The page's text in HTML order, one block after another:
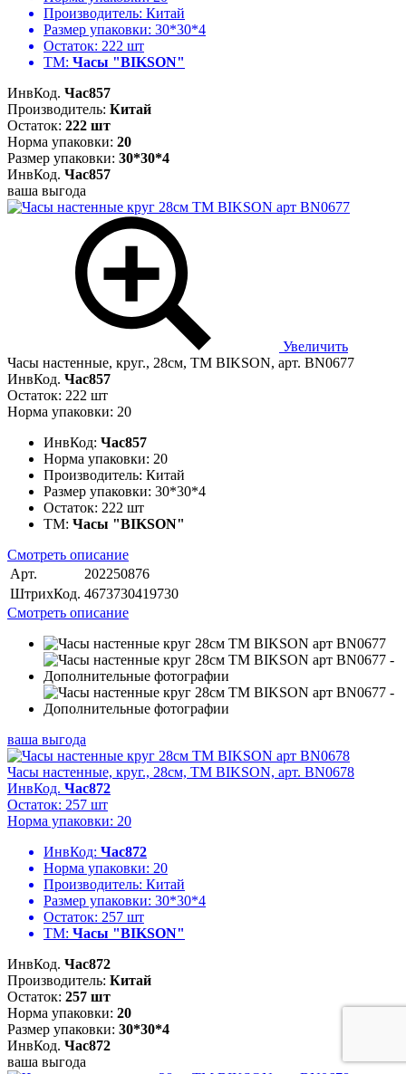
Производитель: Китай
Размер упаковки: 30*30*4
Остаток: 222 шт
ТМ: Часы "BIKSON"
ИнвКод. Час857
Производитель: Китай
Остаток: 222 шт
Норма упаковки: 20
Размер упаковки: 30*30*4
ИнвКод. Час857
ваша выгода
Увеличить
Часы настенные, круг., 28см, ТМ BIKSON, арт. BN0677
ИнвКод. Час857
Остаток: 222 шт
Норма упаковки: 20
ИнвКод: Час857
Норма упаковки: 20
Производитель: Китай
Размер упаковки: 30*30*4
Остаток: 222 шт
ТМ: Часы "BIKSON"
Смотреть описание
Арт.
202250876
ШтрихКод. 4673730419730
Смотреть описание
ваша выгода
Часы настенные, круг., 28см, ТМ BIKSON, арт. BN0678
ИнвКод. Час872
Остаток: 257 шт
Норма упаковки: 20
ИнвКод: Час872
Норма упаковки: 20
Производитель: Китай
Размер упаковки: 30*30*4
Остаток: 257 шт
ТМ: Часы "BIKSON"
ИнвКод. Час872
Производитель: Китай
Остаток: 257 шт
Норма упаковки: 20
Размер упаковки: 30*30*4
ИнвКод. Час872
ваша выгода